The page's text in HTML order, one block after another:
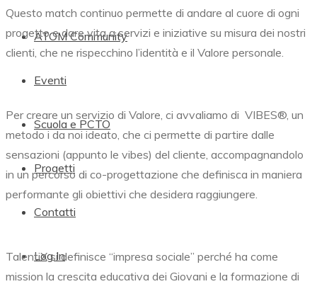
ATOM Community
Eventi
Scuola e PCTO
Progetti
Contatti
Log In
Questo match continuo permette di andare al cuore di ogni
progetto e dare vita a servizi e iniziative su misura dei nostri
clienti, che ne rispecchino l’identità e il Valore personale.
Per creare un servizio di Valore, ci avvaliamo di VIBES®, un
metodo i da noi ideato, che ci permette di partire dalle
sensazioni (appunto le vibes) del cliente, accompagnandolo
in un percorso di co-progettazione che definisca in maniera
performante gli obiettivi che desidera raggiungere.
TalentiX si definisce “impresa sociale” perché ha come
mission la crescita educativa dei Giovani e la formazione di